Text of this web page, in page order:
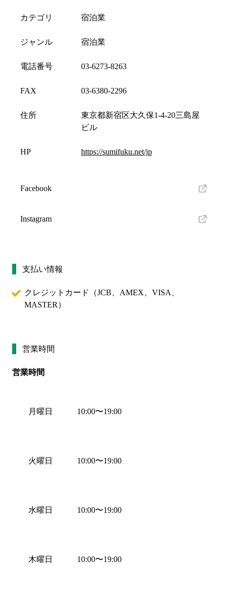
カテゴリ 宿泊業
ジャンル 宿泊業
電話番号 03-6273-8263
FAX 03-6380-2296
住所
東京都新宿区大久保1-4-20三島屋
ビル
HP https://sumifuku.net/jp
Facebook
Instagram
支払い情報
クレジットカード（JCB、AMEX、VISA、
MASTER ）
営業時間
営業時間
月曜日
火曜日
水曜日
木曜日
10:00〜19:00
10:00〜19:00
10:00〜19:00
10:00〜19:00